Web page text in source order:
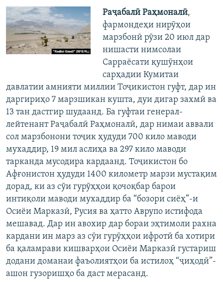
Раҷабалӣ Раҳмоналӣ,
фармондеҳи нирӯҳои
марзбонӣ рӯзи 20 июл дар
нишасти нимсолаи
Сарраёсати қушӯнҳои
сарҳадии Кумитаи
давлатии амнияти миллии Тоҷикистон гуфт, дар ин
даргириҳо 7 марзшикан кушта, дуи дигар захмӣ ва
13 тан дастгир шудаанд. Ба гуфтаи генерал-
лейтенант Раҷабалӣ Раҳмоналӣ, дар нимаи аввали
сол марзбонони тоҷик ҳудуди 700 кило маводи
мухаддир, 19 мил аслиҳа ва 297 кило маводи
тарканда мусодира кардаанд. Тоҷикистон бо
Афғонистон ҳудуди 1400 километр марзи мустақим
дорад, ки аз сӯи гурӯҳҳои қочоқбар барои
интиқоли маводи мухаддир ба “бозори сиёҳ”-и
Осиёи Марказӣ, Русия ва ҳатто Аврупо истифода
мешавад. Дар ин авохир дар бораи эҳтимоли рахна
кардани ин марз аз сӯи гурӯҳҳои ифротӣ ба хотири
ба қаламрави кишварҳои Осиёи Марказӣ густариш
додани доманаи фаъолиятҳои ба истилоҳ “ҷиҳодӣ”-
ашон гузоришҳо ба даст мерасанд.